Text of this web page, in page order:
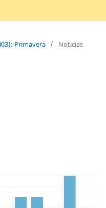
Primavera / Noticias